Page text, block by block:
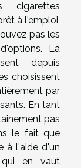
à l'emploi,
pas les
La
depuis
choisissent
par
En tant
pas
le fait que
à l'aide d'un
qui en vaut